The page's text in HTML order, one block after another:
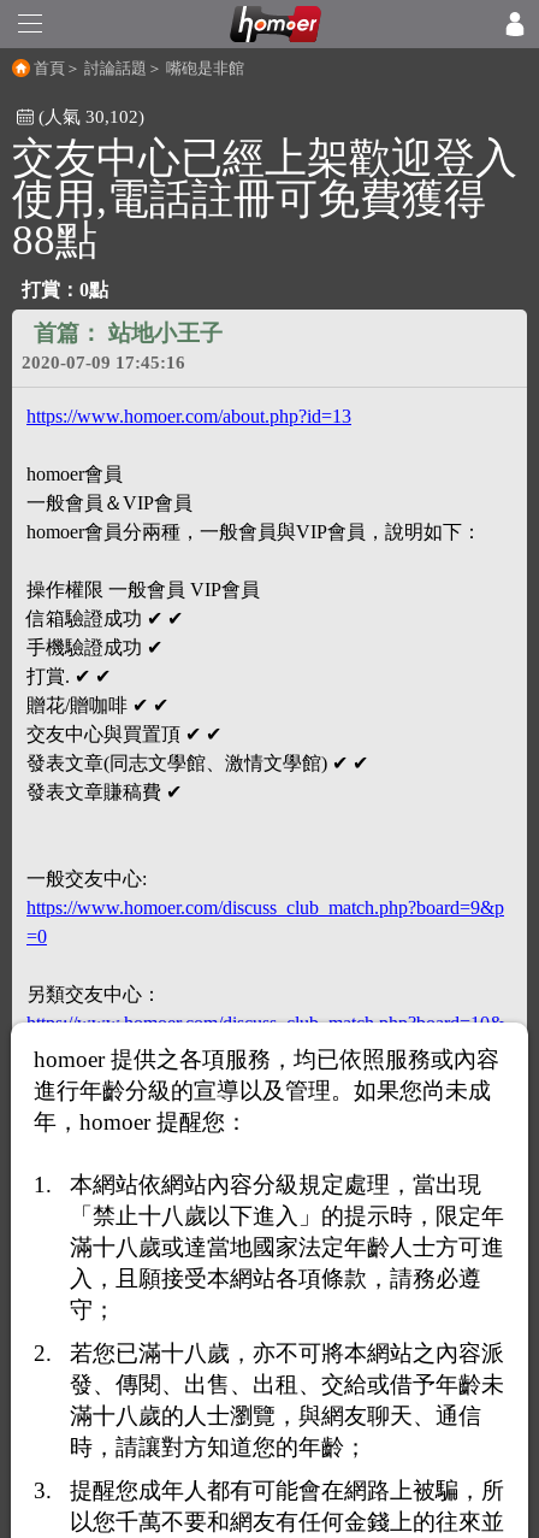
首頁 ＞ 討論話題 ＞ 嘴砲是非館
(人氣 30,102)
交友中心已經上架歡迎登入
使用,電話註冊可免費獲得
88點
打賞：0點
首篇： 站地小王子
2020-07-09 17:45:16
https://www.homoer.com/about.php?id=13
homoer會員
一般會員＆VIP會員
homoer會員分兩種，一般會員與VIP會員，說明如下：
操作權限 一般會員 VIP會員
信箱驗證成功 ✔ ✔
手機驗證成功 ✔
打賞. ✔ ✔
贈花/贈咖啡 ✔ ✔
交友中心與買置頂 ✔ ✔
發表文章(同志文學館、激情文學館) ✔ ✔
發表文章賺稿費 ✔
一般交友中心:
https://www.homoer.com/discuss_club_match.php?board=9&p
=0
另類交友中心：
https://www.homoer.com/discuss_club_match.php?board=10&
p=0
熊猴交友中心：
=0
中老年交友中心：
https://www.homoer.com/discuss_club_match.php?board=12&
p=0
此文章已於 2020-07-10 16:08:13 由 站地小王子 進行第 2
次編輯
homoer 提供之各項服務，均已依照服務或內容
進行年齡分級的宣導以及管理。如果您尚未成
年，homoer 提醒您：
本網站依網站內容分級規定處理，當出現
「禁止十八歲以下進入」的提示時，限定年
滿十八歲或達當地國家法定年齡人士方可進
入，且願接受本網站各項條款，請務必遵
守；
若您已滿十八歲，亦不可將本網站之內容派
發、傳閱、出售、出租、交給或借予年齡未
滿十八歲的人士瀏覽，與網友聊天、通信
時，請讓對方知道您的年齡；
提醒您成年人都有可能會在網路上被騙，所
以您千萬不要和網友有任何金錢上的往來並